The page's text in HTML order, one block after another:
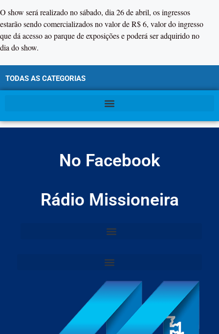
O show será realizado no sábado, dia 26 de abril, os ingressos
estarão sendo comercializados no valor de R$ 6, valor do ingresso
que dá acesso ao parque de exposições e poderá ser adquirido no
dia do show.
TODAS AS CATEGORIAS
No Facebook
Rádio Missioneira